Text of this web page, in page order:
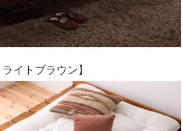
イトブラウン】